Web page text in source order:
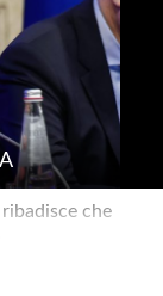
che